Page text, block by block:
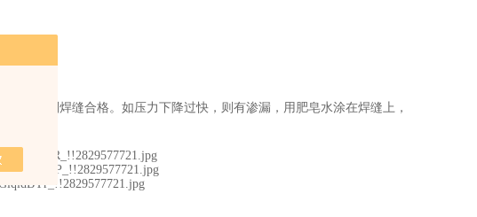
作。
以内，则焊缝合格。如压力下降过快，则有渗漏，用肥皂水涂在焊缝上，